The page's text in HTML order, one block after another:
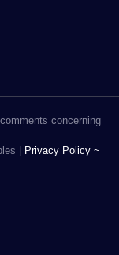
concerning
|
Privacy Policy ~